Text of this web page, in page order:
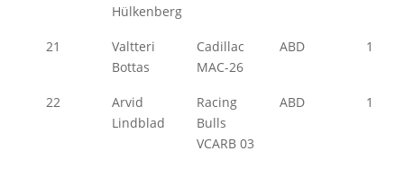
Hülkenberg
21
Valtteri
Bottas
Cadillac
MAC-26
ABD 1
22
Arvid
Lindblad
Racing
Bulls
VCARB 03
ABD 1